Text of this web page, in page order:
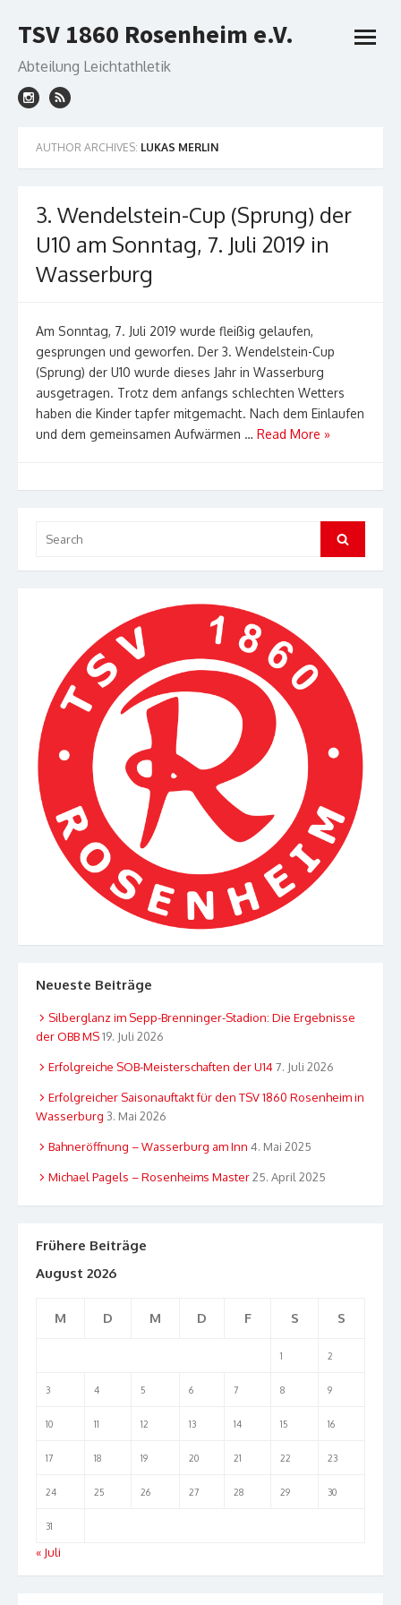
to
TSV 1860 Rosenheim e.V.
Abteilung Leichtathletik
open
AUTHOR ARCHIVES: LUKAS MERLIN
3. Wendelstein-Cup (Sprung) der
U10 am Sonntag, 7. Juli 2019 in
Wasserburg
Am Sonntag, 7. Juli 2019 wurde fleißig gelaufen,
gesprungen und geworfen. Der 3. Wendelstein-Cup
(Sprung) der U10 wurde dieses Jahr in Wasserburg
ausgetragen. Trotz dem anfangs schlechten Wetters
haben die Kinder tapfer mitgemacht. Nach dem Einlaufen
und dem gemeinsamen Aufwärmen … Read More »
for:
Search
Neueste Beiträge
Silberglanz im Sepp-Brenninger-Stadion: Die Ergebnisse
der OBB MS19. Juli 2026
Erfolgreiche SOB-Meisterschaften der U14 7. Juli 2026
Erfolgreicher Saisonauftakt für den TSV 1860 Rosenheim in
Wasserburg 3. Mai 2026
Bahneröffnung – Wasserburg am Inn 4. Mai 2025
Michael Pagels – Rosenheims Master25. April 2025
Frühere Beiträge
August 2026
M D M D F S S
1 2
3 4 5 6 7 8 9
10 11 12 13 14 15 16
17 18 19 20 21 22 23
24 25 26 27 28 29 30
31
« Juli